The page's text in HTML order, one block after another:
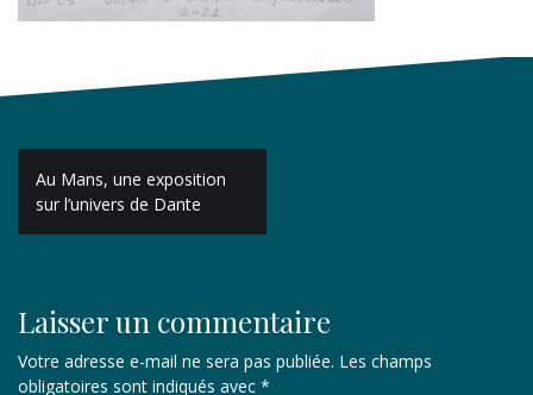
Navigation
de
l’article
Au Mans, une exposition
sur l’univers de Dante
Laisser un commentaire
Votre adresse e-mail ne sera pas publiée. Les champs
obligatoires sont indiqués avec *